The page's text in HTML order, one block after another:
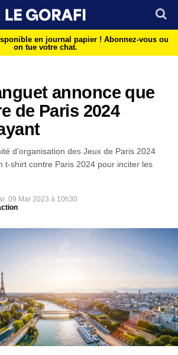
en journal papier ! Abonnez-vous ou
on tue votre chat.
annonce que
de Paris 2024
d’organisation des Jeux de Paris 2024
t-shirt contre Paris 2024 pour inciter les
09 Mar 2023 à 10h30